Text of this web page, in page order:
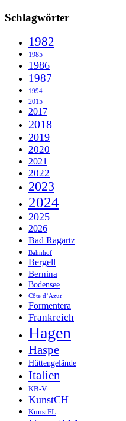
Schlagwörter
1982
1985
1986
1987
1994
2015
2017
2018
2019
2020
2021
2022
2023
2024
2025
2026
Bad Ragartz
Bahnhof
Bergell
Bernina
Bodensee
Côte d’Azur
Formentera
Frankreich
Hagen
Haspe
Hüttengelände
Italien
KB-V
KunstCH
KunstFL